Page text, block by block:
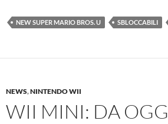
NEW SUPER MARIO BROS. U SBLOCCABILI
NEWS,NINTENDO WII
WII MINI: DA